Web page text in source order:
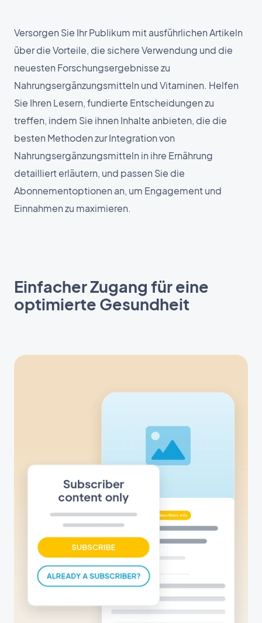
Versorgen Sie Ihr Publikum mit ausführlichen Artikeln
über die Vorteile, die sichere Verwendung und die
neuesten Forschungsergebnisse zu
Nahrungsergänzungsmitteln und Vitaminen. Helfen
Sie Ihren Lesern, fundierte Entscheidungen zu
treffen, indem Sie ihnen Inhalte anbieten, die die
besten Methoden zur Integration von
Nahrungsergänzungsmitteln in ihre Ernährung
detailliert erläutern, und passen Sie die
Abonnementoptionen an, um Engagement und
Einnahmen zu maximieren.
Einfacher Zugang für eine
optimierte Gesundheit